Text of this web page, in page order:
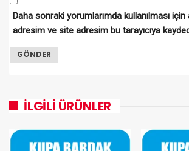
Daha sonraki yorumlarımda kullanılması
adresim ve site adresim bu tarayıcıya
İLGILI ÜRÜNLER